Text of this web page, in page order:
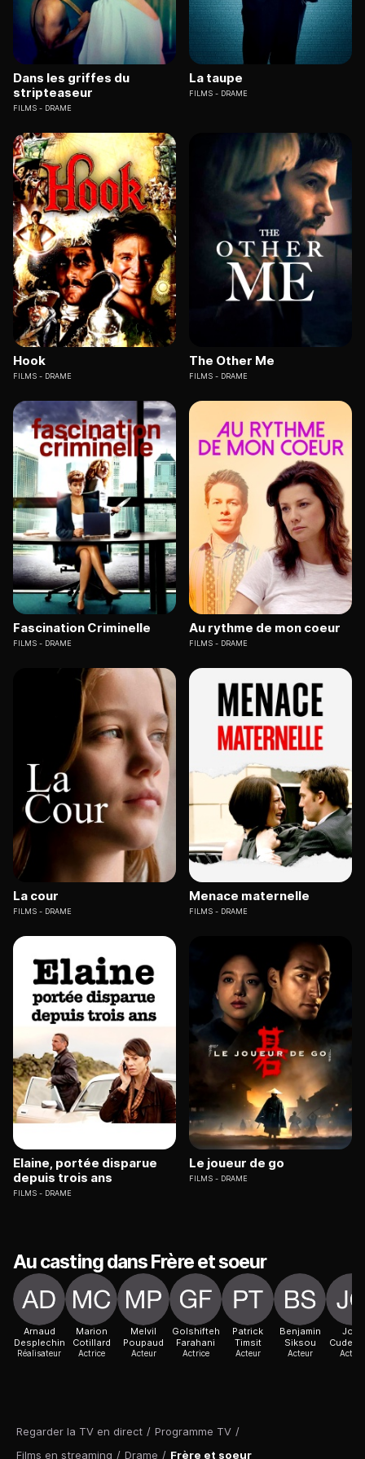
Regarder la TV en direct / Programme TV /
Films en streaming / Drame / Frère et soeur
Dans les griffes du
stripteaseur
FILMS DRAME
La taupe
FILMS DRAME
Hook
FILMS DRAME
The Other Me
FILMS DRAME
Fascination Criminelle
FILMS DRAME
Au rythme de mon coeur
FILMS DRAME
La cour
FILMS DRAME
Menace maternelle
FILMS DRAME
Elaine, portée disparue
depuis trois ans
FILMS DRAME
Le joueur de go
FILMS DRAME
Au casting dans Frère et soeur
Arnaud
Desplechin
Réalisateur
Marion
Cotillard
Actrice
Melvil
Poupaud
Acteur
Golshifteh
Farahani
Actrice
Patrick
Timsit
Acteur
Benjamin
Siksou
Acteur
Joël
Acteur